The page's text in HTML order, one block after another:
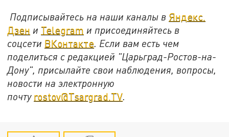
Подписывайтесь на наши каналы в Яндекс.
Дзен и Telegram и присоединяйтесь в
соцсети ВКонтакте. Если вам есть чем
поделиться с редакцией "Царьград-Ростов-на-
Дону", присылайте свои наблюдения, вопросы,
новости на электронную
почту rostov@Tsargrad.ТV.